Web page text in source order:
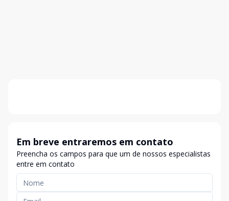
Em breve entraremos em contato
Preencha os campos para que um de nossos especialistas
entre em contato